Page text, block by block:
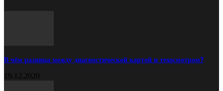
В чём разница между диагностической картой и техосмотром?
19.12.2020